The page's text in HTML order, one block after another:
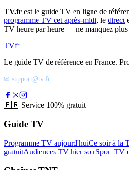
TV.fr est le guide TV en ligne de
programme TV cet après-midi, le direct
TV heure par heure — ne manquez plus
TVfr
Le guide TV de référence en France.
✉ support@tv.fr
🇫🇷 Service 100% gratuit
Guide TV
Programme TV aujourd'huiCe soir à la
gratuitAudiences TV hier soirSport TV